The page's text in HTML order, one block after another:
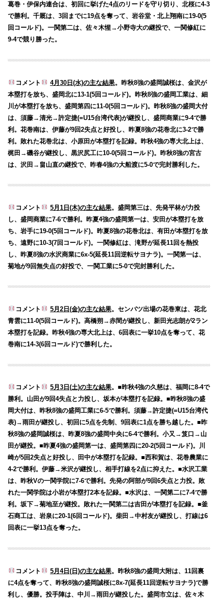
葛巻・伊保内連合は、初回に挙げた4点のリードを守り切り、北桜に4-3
で勝利。千厩は、3回までに19点を奪って、岩谷堂・北上翔南に19-0(5
回コールド)。一関第二は、佐々木惺→小野寺大の継投で、一関修紅に
9-4で競り勝った。
コメント 4月30日(水)の主な結果。昨秋8強の盛岡誠桜は、金沢が
本塁打を放ち、盛岡北に13-1(5回コールド)。昨秋8強の盛岡工業は、細
川が本塁打を放ち、盛岡第四に11-0(5回コールド)。昨秋8強の盛岡大付
は、須藤→清光→許定捷(=U15台湾代表)が継投し、盛岡商業に9-4で勝
利。花巻南は、伊藤が9回2失点と好投し、昨夏8強の花巻北に3-2で勝
利。敗れた花巻北は、小原田が本塁打を記録。昨秋4強の専大北上は、
梶田→磯谷が継投し、黒沢尻工に10-0(5回コールド)。昨秋8強の宮古
は、沢田→畠山直の継投で、昨春4強の大船渡に5-0で完封勝利した。
コメント 5月1日(木)の主な結果。盛岡第三は、先発平林が力投
し、盛岡商業に7-6で勝利。昨夏4強の盛岡第一は、安田が本塁打を放
ち、岩手に19-0(5回コールド)。昨夏8強の花巻北は、有田が本塁打を放
ち、遠野に10-3(7回コールド)。一関修紅は、滝野が延長11回を熱投
し、昨夏8強の水沢商業に6x-5(延長11回逆転サヨナラ)。一関第一は、
菊地が9回無失点の好投で、一関工業に5-0で完封勝利した。
コメント 5月2日(金)の主な結果。センバツ出場の花巻東は、花北
青雲に11-0(5回コールド)。高橋朔→赤間が継投し、新田光志朗が2ラン
本塁打を記録。昨秋4強の専大北上は、6回表に一挙10点を奪って、花
巻南に14-3(6回コールド)で勝利した。
コメント 5月3日(土)の主な結果。■昨秋4強の久慈は、福岡に8-4で
勝利。山田が9回4失点と力投し、坂本が本塁打を記録。■昨秋8強の盛
岡大付は、昨秋8強の盛岡工業に6-5で勝利。須藤→許定捷(=U15台湾代
表)→雨田が継投し、初回に5点を先制、9回表に1点を勝ち越した。■昨
秋8強の盛岡誠桜は、昨夏8強の盛岡中央に6-4で勝利。小又→笈口→山
田が継投。■昨夏4強の盛岡第一は、盛岡第四に20-2(5回コールド)。川
崎が5回2失点と好投し、田中が本塁打を記録。■西和賀は、花巻農業に
4-2で勝利。伊藤→米沢が継投し、相手打線を2点に抑えた。■水沢工業
は、昨秋Vの一関学院に7-6で勝利。先発の阿部が9回6失点と力投。敗
れた一関学院は小岩が本塁打2本を記録。■水沢は、一関第二に7-4で勝
利。坂下→菊地至が継投。敗れた一関第二は吉田が本塁打を記録。■釜
石商工は、岩泉に20-1(6回コールド)。柴田→中村友が継投し、打線は6
回表に一挙13点を奪った。
コメント 5月4日(日)の主な結果。昨秋8強の盛岡大附は、11回裏
に4点を奪って、昨秋8強の盛岡誠桜に8x-7(延長11回逆転サヨナラ)で勝
利し、優勝。投手陣は、中川→雨田が継投した。盛岡市立は、佐々木